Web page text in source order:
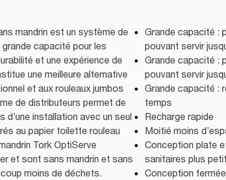
mandrin est un système de
capacité pour les
et une expérience de
une meilleure alternative
et aux rouleaux jumbos
de distributeurs permet de
installation avec un seul
au papier toilette rouleau
Tork OptiServe
et sont sans mandrin et sans
moins de déchets.
Grande capacité :
pouvant servir
Grande capacité :
pouvant servir
Grande capacité :
temps
Recharge rapide
Moitié moins
Conception plate
sanitaires plus
Conception